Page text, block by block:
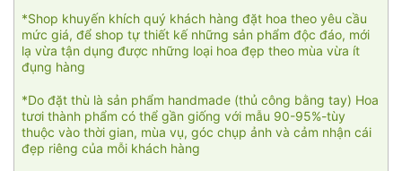
*Shop khuyến khích quý khách hàng đặt hoa theo yêu cầu
mức giá, để shop tự thiết kế những sản phẩm độc đáo, mới
lạ vừa tận dụng được những loại hoa đẹp theo mùa vừa ít
đụng hàng
*Do đặt thù là sản phẩm handmade (thủ công bằng tay) Hoa
tươi thành phẩm có thể gần giống với mẫu 90-95%-tùy
thuộc vào thời gian, mùa vụ, góc chụp ảnh và cảm nhận cái
đẹp riêng của mỗi khách hàng